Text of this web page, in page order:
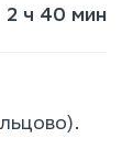
2 ч 40 мин